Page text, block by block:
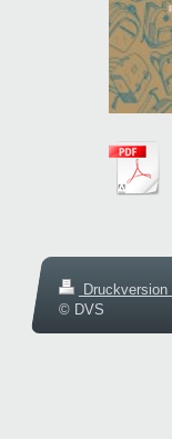
Druckversion
© DVS